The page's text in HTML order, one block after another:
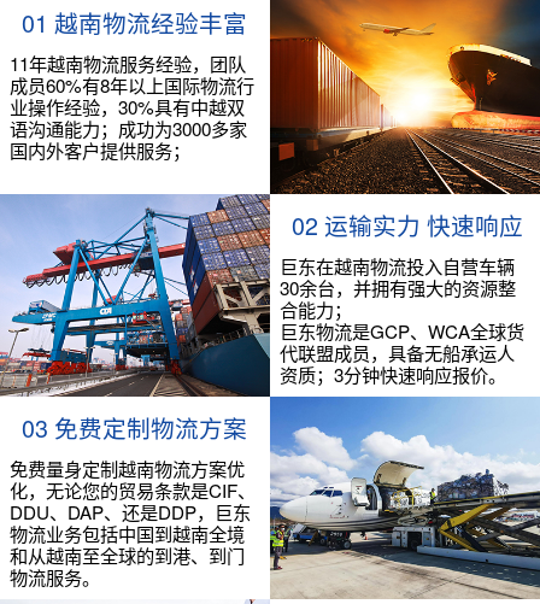
01 越南物流经验丰富
11年越南物流服务经验，团队
成员60%有8年以上国际物流行
业操作经验，30%具有中越双
语沟通能力；成功为3000多家
国内外客户提供服务；
02 运输实力 快速响应
巨东在越南物流投入自营车辆
30余台，并拥有强大的资源整
合能力；
巨东物流是GCP、WCA全球货
代联盟成员，具备无船承运人
资质；3分钟快速响应报价。
03 免费定制物流方案
免费量身定制越南物流方案优
化，无论您的贸易条款是CIF、
DDU、DAP、还是DDP，巨东
物流业务包括中国到越南全境
和从越南至全球的到港、到门
物流服务。